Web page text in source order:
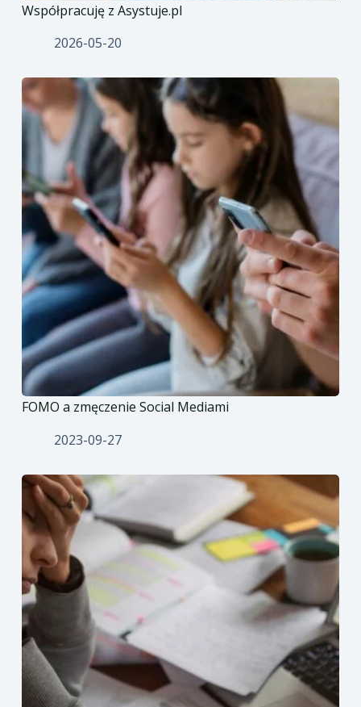
Współpracuję z Asystuje.pl
2026-05-20
FOMO a zmęczenie Social Mediami
2023-09-27